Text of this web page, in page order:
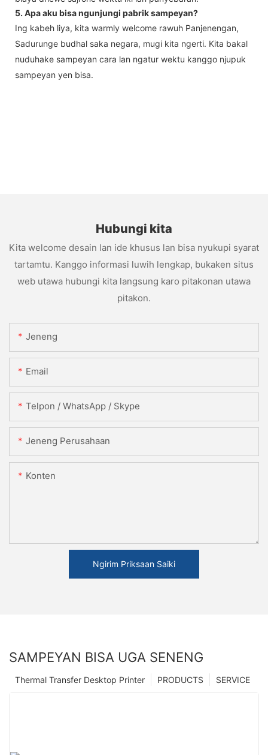
5. Apa aku bisa ngunjungi pabrik sampeyan?
Ing kabeh liya, kita warmly welcome rawuh Panjenengan,
Sadurunge budhal saka negara, mugi kita ngerti. Kita bakal
nuduhake sampeyan cara lan ngatur wektu kanggo njupuk
sampeyan yen bisa.
Hubungi kita
Kita welcome desain lan ide khusus lan bisa nyukupi syarat
tartamtu. Kanggo informasi luwih lengkap, bukaken situs
web utawa hubungi kita langsung karo pitakonan utawa
pitakon.
Jeneng
Email
Telpon / WhatsApp / Skype
Jeneng Perusahaan
Konten
Ngirim Priksaan Saiki
SAMPEYAN BISA UGA SENENG
SERVICE
PRODUCTS
Thermal Transfer Desktop Printer